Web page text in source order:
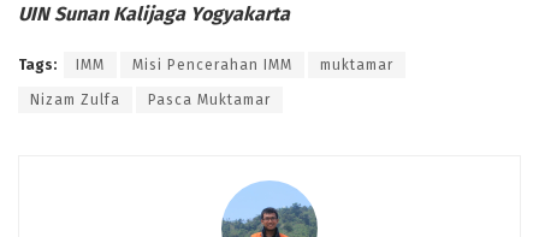
UIN Sunan Kalijaga Yogyakarta
Tags: IMM Misi Pencerahan IMM muktamar
Nizam Zulfa Pasca Muktamar